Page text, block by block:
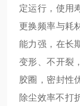
定运行，使用
更换频率与耗
能力强，在长
变形、不开裂
胶圈，密封性
除尘效率不打